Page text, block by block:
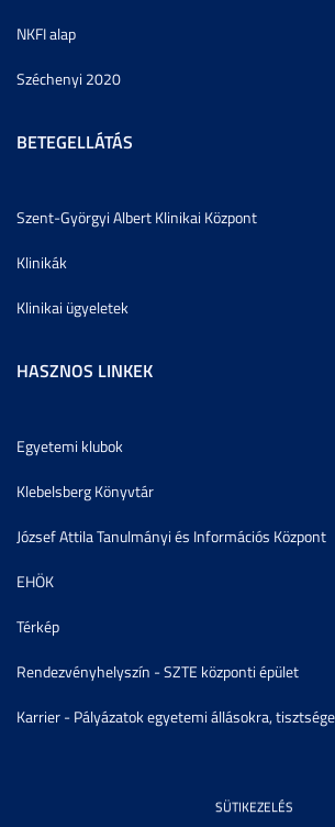
NKFI alap
Széchenyi 2020
BETEGELLÁTÁS
Szent-Györgyi Albert Klinikai Központ
Klinikák
Klinikai ügyeletek
HASZNOS LINKEK
Egyetemi klubok
Klebelsberg Könyvtár
József Attila Tanulmányi és Információs Központ
EHÖK
Térkép
Rendezvényhelyszín - SZTE központi épület
Karrier - Pályázatok egyetemi állásokra,
SÜTIKEZELÉS